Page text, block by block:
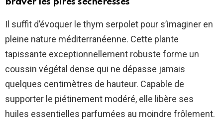
braver les pires sécheresses
Il suffit d’évoquer le thym serpolet pour s’imaginer en
pleine nature méditerranéenne. Cette plante
tapissante exceptionnellement robuste forme un
coussin végétal dense qui ne dépasse jamais
quelques centimètres de hauteur. Capable de
supporter le piétinement modéré, elle libère ses
huiles essentielles parfumées au moindre frôlement.